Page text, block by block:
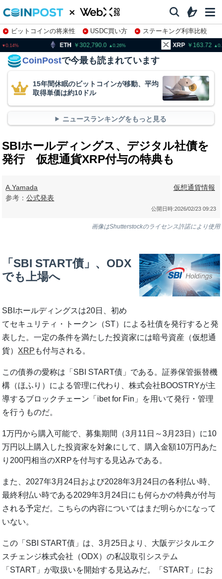
ビットコインの将来性 USDC買い方
ステーキング利率比較
株特集・関連銘柄
302,790.0 XRP 163.72 BNB
CoinPostで今最も読まれています
15年間休眠のビットコインが移動、平均
取得単価は約10ドル
ニュースランキングをもっと見る
SBIホールディングス、デジタル社債を
発行 仮想通貨XRP付与の特典も
A.Yamada
参考：公式発表
仮想通貨情報
公開日時:2026/02/23 09:23
画像はShutterstockのライセンス許諾により使用
「SBI START債」、ODX
でも上場へ
SBIホールディングスは20日、初め
てセキュリティ・トークン（ST）による社債を発行すると発
表した。一定の条件を満たした投資家には暗号資産（仮想通
貨） XRP も付与される。
この債券の愛称は「SBI START債」である。証券保管振替機
構（ほふり）による管理に代わり、株式会社BOOSTRYが主
導するブロックチェーン「ibet for Fin」を用いて発行・管理
を行うものだ。
1万円から購入可能で、募集期間（3月11日～3月23日）に10
万円以上購入した投資家を対象にして、購入金額10万円あた
り200円相当のXRPを付与する見込みである。
また、2027年3月24日および2028年3月24日の各利払い時、
最終利払い時である2029年3月24日にも何らかの特典が付与
される予定だ。こちらの内容についてはまだ明らかになって
いない。
この「SBI START債」は、3月25日より、大阪デジタルエク
スチェンジ株式会社（ODX）の私設取引システム
「START」が取扱いを開始する見込みだ。「START」にお